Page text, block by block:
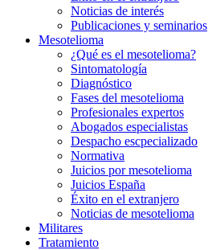
Noticias de interés
Publicaciones y seminarios
Mesotelioma
¿Qué es el mesotelioma?
Sintomatología
Diagnóstico
Fases del mesotelioma
Profesionales expertos
Abogados especialistas
Despacho escpecializado
Normativa
Juicios por mesotelioma
Juicios España
Éxito en el extranjero
Noticias de mesotelioma
Militares
Tratamiento